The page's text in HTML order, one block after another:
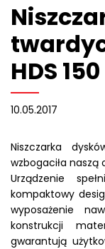
HDS
10.05.2017
Niszczarka
wzbogaciła naszą
Urządzenie
kompaktowy
wyposażenie
konstrukcji
gwarantują